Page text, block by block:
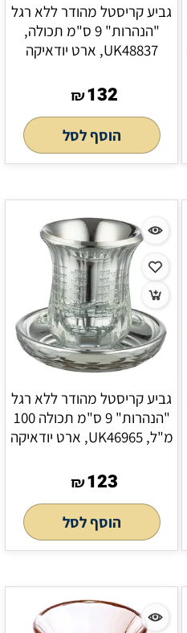
גביע קריסטל מהודר ללא רגל
"הנהרות" 9 ס"מ תכולה,
UK48837, ארט יודאיקה
₪132
הוסף לסל
גביע קריסטל מהודר ללא רגל
"הנהרות" 9 ס"מ תכולה 100
מ"ל, UK46965, ארט יודאיקה
₪123
הוסף לסל